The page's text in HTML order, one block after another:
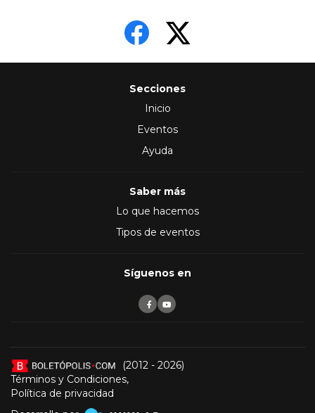
Secciones
Inicio
Eventos
Ayuda
Saber más
Lo que hacemos
Tipos de eventos
Síguenos en
(2012 - 2026)
Términos y Condiciones,
Política de privacidad